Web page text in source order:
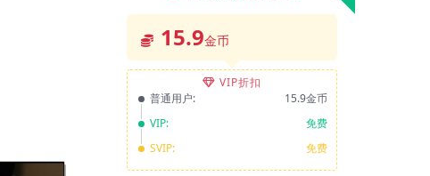
15.9金币
VIP折扣
普通用户:
15.9金币
VIP:
免费
SVIP:
免费